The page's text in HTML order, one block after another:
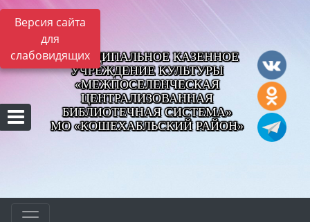
Версия сайта
для
слабовидящихМУНИЦИПАЛЬНОЕ КАЗЕННОЕ
УЧРЕЖДЕНИЕ КУЛЬТУРЫ
«МЕЖПОСЕЛЕНЧЕСКАЯ
ЦЕНТРАЛИЗОВАННАЯ
БИБЛИОТЕЧНАЯ СИСТЕМА»
МО «КОШЕХАБЛЬСКИЙ РАЙОН»